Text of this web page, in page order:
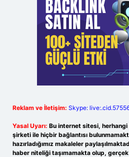
Reklam ve İletişim: Skype:
Yasal Uyarı: Bu internet sitesi,
şirketi ile hiçbir bağlantısı
hazırladığımız makaleler
haber niteliği taşımamakta olup,